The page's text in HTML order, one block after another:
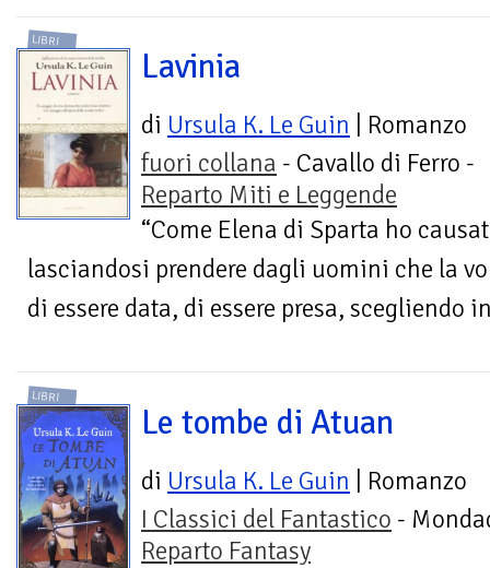
LIBRI
Lavinia
di Ursula K. Le Guin | Romanzo
fuori collana - Cavallo di Ferro -
Reparto Miti e Leggende
“Come Elena di Sparta ho
lasciandosi prendere dagli uomini che la
di essere data, di essere presa, scegliendo
LIBRI
Le tombe di Atuan
di Ursula K. Le Guin | Romanzo
I Classici del Fantastico -
Reparto Fantasy